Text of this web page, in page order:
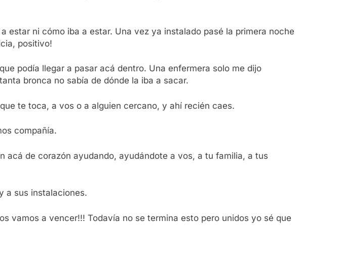
estar ni cómo iba a estar. Una vez ya instalado pasé la primera noche
positivo!
podía llegar a pasar acá dentro. Una enfermera solo me dijo
bronca no sabía de dónde la iba a sacar.
te toca, a vos o a alguien cercano, y ahí recién caes.
compañía.
acá de corazón ayudando, ayudándote a vos, a tu familia, a tus
a sus instalaciones.
vamos a vencer!!! Todavía no se termina esto pero unidos yo sé que